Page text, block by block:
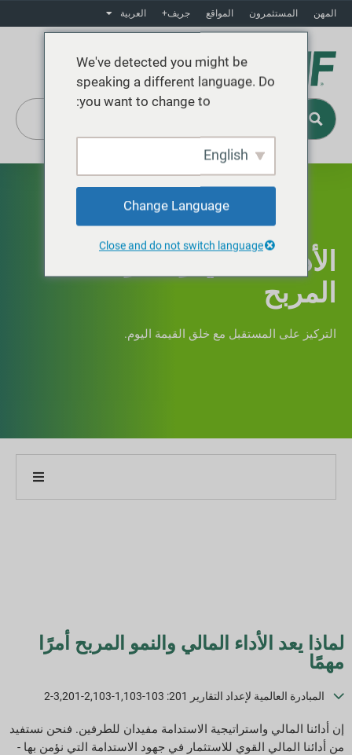
المهن المستثمرون المواقع جريف+ العربية
الأداء المالي والنمو
المربح
التركيز على المستقبل مع خلق القيمة اليوم.
الأهداف والأداء
تنزيلات التقارير
لماذا يعد الأداء المالي والنمو المربح أمرًا
مهمًا
المبادرة العالمية لإعداد التقارير 201: 103-1,103-2,103-3,201-2
إن أدائنا المالي واستراتيجية الاستدامة مفيدان للطرفين. فنحن نستفيد
من أدائنا المالي القوي للاستثمار في جهود الاستدامة التي نؤمن بها -
We've detected you might be
speaking a different language. Do
you want to change to:
English
Change Language
Close and do not switch language